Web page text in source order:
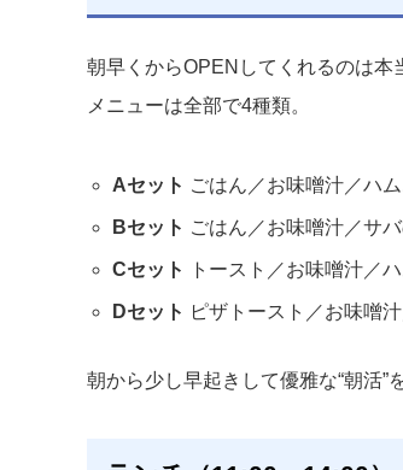
朝早くからOPENしてくれるのは本
メニューは全部で4種類。
Aセット ごはん／お味噌汁／ハ
Bセット ごはん／お味噌汁／サ
Cセット トースト／お味噌汁／
Dセット ピザトースト／お味噌
朝から少し早起きして優雅な“朝活”